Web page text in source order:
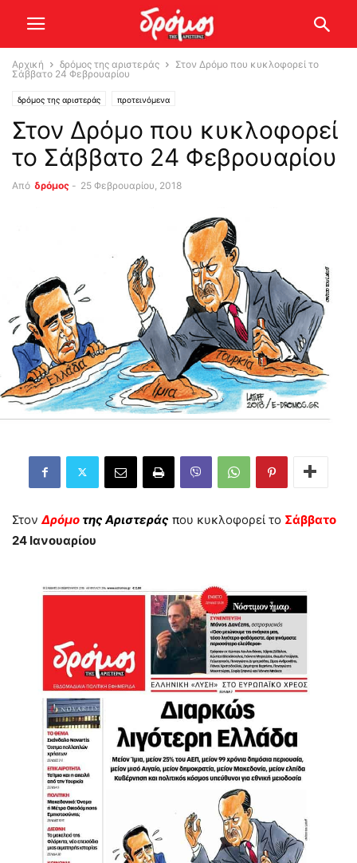
Αρχική δρόμος της αριστεράς
Στον Δρόμο που κυκλοφορεί το
Σάββατο 24 Φεβρουαρίου
δρόμος της αριστεράς προτεινόμενα
Στον Δρόμο που κυκλοφορεί
το Σάββατο 24 Φεβρουαρίου
Από δρόμος - 25 Φεβρουαρίου, 2018
ΣτονΔρόμο της Αριστεράς που κυκλοφορεί το Σάββατο
24 Ιανουαρίου